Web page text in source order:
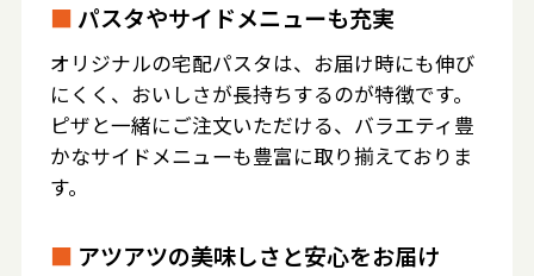
■ パスタやサイドメニューも充実
オリジナルの宅配パスタは、お届け時にも伸び
にくく、おいしさが長持ちするのが特徴です。
ピザと一緒にご注文いただける、バラエティ豊
かなサイドメニューも豊富に取り揃えておりま
す。
■ アツアツの美味しさと安心をお届け